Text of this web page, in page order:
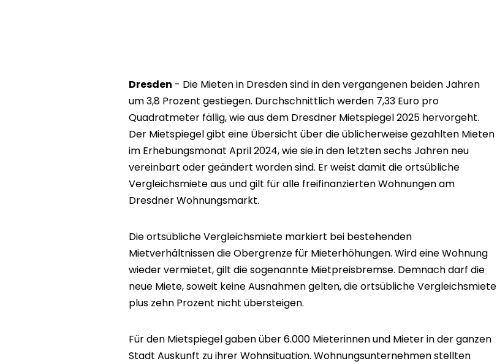
Dresden - Die Mieten in Dresden sind in den vergangenen beiden Jahren
um 3,8 Prozent gestiegen. Durchschnittlich werden 7,33 Euro pro
Quadratmeter fällig, wie aus dem Dresdner Mietspiegel 2025 hervorgeht.
Der Mietspiegel gibt eine Übersicht über die üblicherweise gezahlten Mieten
im Erhebungsmonat April 2024, wie sie in den letzten sechs Jahren neu
vereinbart oder geändert worden sind. Er weist damit die ortsübliche
Vergleichsmiete aus und gilt für alle freifinanzierten Wohnungen am
Dresdner Wohnungsmarkt.
Die ortsübliche Vergleichsmiete markiert bei bestehenden
Mietverhältnissen die Obergrenze für Mieterhöhungen. Wird eine Wohnung
wieder vermietet, gilt die sogenannte Mietpreisbremse. Demnach darf die
neue Miete, soweit keine Ausnahmen gelten, die ortsübliche Vergleichsmiete
plus zehn Prozent nicht übersteigen.
Für den Mietspiegel gaben über 6.000 Mieterinnen und Mieter in der ganzen
Stadt Auskunft zu ihrer Wohnsituation. Wohnungsunternehmen stellten